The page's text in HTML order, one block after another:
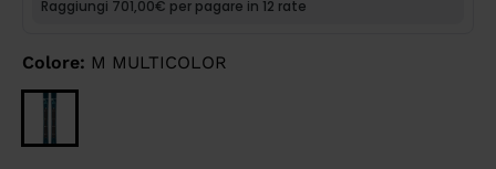
Colore: M MULTICOLOR